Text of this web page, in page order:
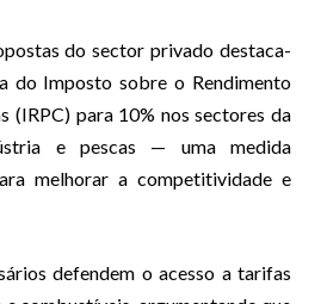
do sector privado destaca-
do Imposto sobre o Rendimento
(IRPC) para 10% nos sectores da
e pescas — uma medida
melhorar a competitividade e
defendem o acesso a tarifas